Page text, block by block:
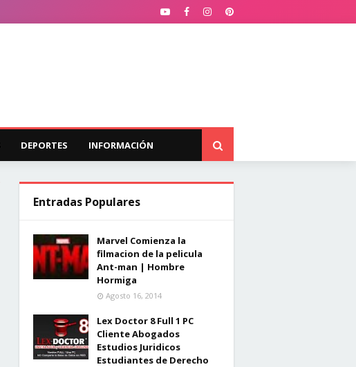
DEPORTES INFORMACIÓN
Entradas Populares
Marvel Comienza la
filmacion de la pelicula
Ant-man | Hombre
Hormiga
Agosto 16, 2014
Lex Doctor 8 Full 1 PC
Cliente Abogados
Estudios Juridicos
Estudiantes de Derecho